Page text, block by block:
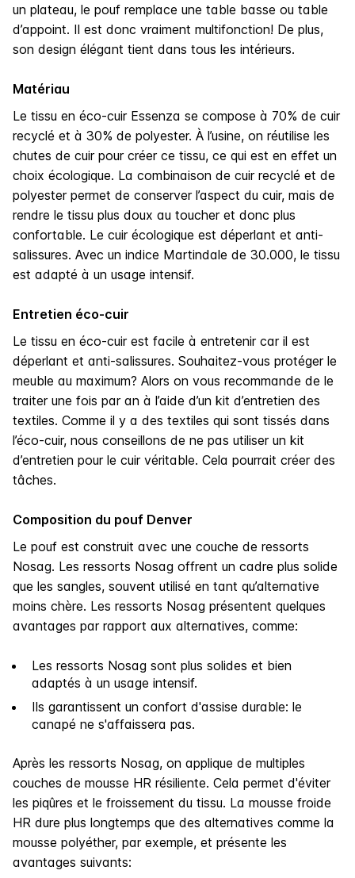
un plateau, le pouf remplace une table basse ou table
d’appoint. Il est donc vraiment multifonction! De plus,
son design élégant tient dans tous les intérieurs.
Matériau
Le tissu en éco-cuir Essenza se compose à 70% de cuir
recyclé et à 30% de polyester. À l’usine, on réutilise les
chutes de cuir pour créer ce tissu, ce qui est en effet un
choix écologique. La combinaison de cuir recyclé et de
polyester permet de conserver l’aspect du cuir, mais de
rendre le tissu plus doux au toucher et donc plus
confortable. Le cuir écologique est déperlant et anti-
salissures. Avec un indice Martindale de 30.000, le tissu
est adapté à un usage intensif.
Entretien éco-cuir
Le tissu en éco-cuir est facile à entretenir car il est
déperlant et anti-salissures. Souhaitez-vous protéger le
meuble au maximum? Alors on vous recommande de le
traiter une fois par an à l’aide d’un kit d’entretien des
textiles. Comme il y a des textiles qui sont tissés dans
l’éco-cuir, nous conseillons de ne pas utiliser un kit
d’entretien pour le cuir véritable. Cela pourrait créer des
tâches.
Composition du pouf Denver
Le pouf est construit avec une couche de ressorts
Nosag. Les ressorts Nosag offrent un cadre plus solide
que les sangles, souvent utilisé en tant qu’alternative
moins chère. Les ressorts Nosag présentent quelques
avantages par rapport aux alternatives, comme:
Les ressorts Nosag sont plus solides et bien
adaptés à un usage intensif.
Ils garantissent un confort d'assise durable: le
canapé ne s'affaissera pas.
Après les ressorts Nosag, on applique de multiples
couches de mousse HR résiliente. Cela permet d'éviter
les piqûres et le froissement du tissu. La mousse froide
HR dure plus longtemps que des alternatives comme la
mousse polyéther, par exemple, et présente les
avantages suivants: